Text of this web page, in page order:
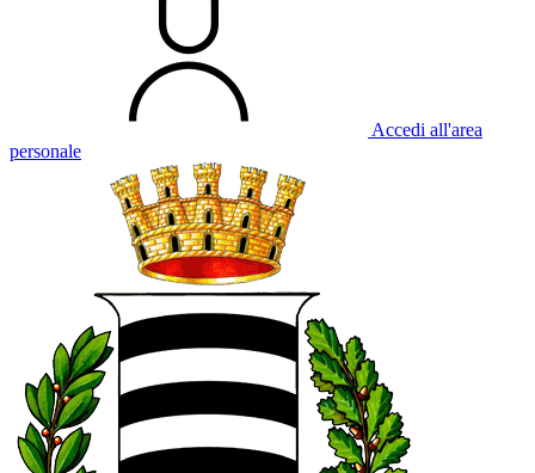
Accedi all'area
personale